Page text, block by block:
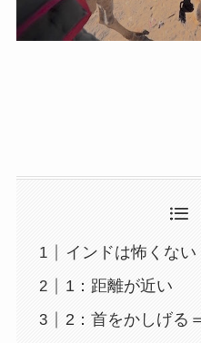
インドは怖くない
1：距離が近い
2：首をかしげる